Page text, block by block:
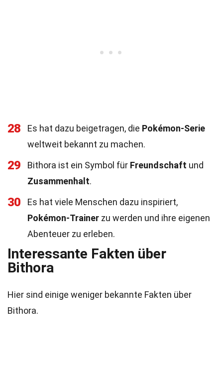
28 Es hat dazu beigetragen, die Pokémon-Serie
weltweit bekannt zu machen.
29 Bithora ist ein Symbol für Freundschaft und
Zusammenhalt.
30
Es hat viele Menschen dazu inspiriert,
Pokémon-Trainer zu werden und ihre eigenen
Abenteuer zu erleben.
Interessante Fakten über
Bithora
Hier sind einige weniger bekannte Fakten über
Bithora.